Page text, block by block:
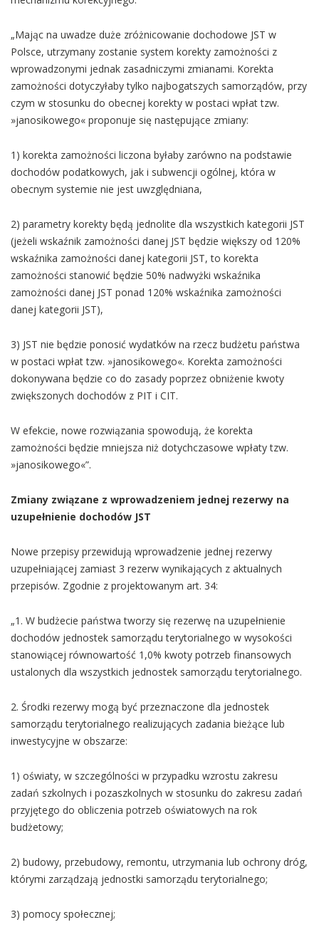
„Mając na uwadze duże zróżnicowanie dochodowe JST w
Polsce, utrzymany zostanie system korekty zamożności z
wprowadzonymi jednak zasadniczymi zmianami. Korekta
zamożności dotyczyłaby tylko najbogatszych samorządów, przy
czym w stosunku do obecnej korekty w postaci wpłat tzw.
»janosikowego« proponuje się następujące zmiany:
1) korekta zamożności liczona byłaby zarówno na podstawie
dochodów podatkowych, jak i subwencji ogólnej, która w
obecnym systemie nie jest uwzględniana,
2) parametry korekty będą jednolite dla wszystkich kategorii JST
(jeżeli wskaźnik zamożności danej JST będzie większy od 120%
wskaźnika zamożności danej kategorii JST, to korekta
zamożności stanowić będzie 50% nadwyżki wskaźnika
zamożności danej JST ponad 120% wskaźnika zamożności
danej kategorii JST),
3) JST nie będzie ponosić wydatków na rzecz budżetu państwa
w postaci wpłat tzw. »janosikowego«. Korekta zamożności
dokonywana będzie co do zasady poprzez obniżenie kwoty
zwiększonych dochodów z PIT i CIT.
W efekcie, nowe rozwiązania spowodują, że korekta
zamożności będzie mniejsza niż dotychczasowe wpłaty tzw.
»janosikowego«”.
Zmiany związane z wprowadzeniem jednej rezerwy na
uzupełnienie dochodów JST
Nowe przepisy przewidują wprowadzenie jednej rezerwy
uzupełniającej zamiast 3 rezerw wynikających z aktualnych
przepisów. Zgodnie z projektowanym art. 34:
„1. W budżecie państwa tworzy się rezerwę na uzupełnienie
dochodów jednostek samorządu terytorialnego w wysokości
stanowiącej równowartość 1,0% kwoty potrzeb finansowych
ustalonych dla wszystkich jednostek samorządu terytorialnego.
2. Środki rezerwy mogą być przeznaczone dla jednostek
samorządu terytorialnego realizujących zadania bieżące lub
inwestycyjne w obszarze:
1) oświaty, w szczególności w przypadku wzrostu zakresu
zadań szkolnych i pozaszkolnych w stosunku do zakresu zadań
przyjętego do obliczenia potrzeb oświatowych na rok
budżetowy;
2) budowy, przebudowy, remontu, utrzymania lub ochrony dróg,
którymi zarządzają jednostki samorządu terytorialnego;
3) pomocy społecznej;